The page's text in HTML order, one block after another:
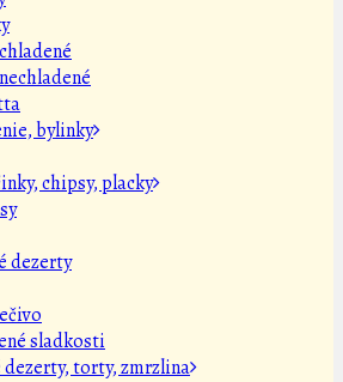
bylinky
chipsy, placky
dezerty
sladkosti
torty, zmrzlina